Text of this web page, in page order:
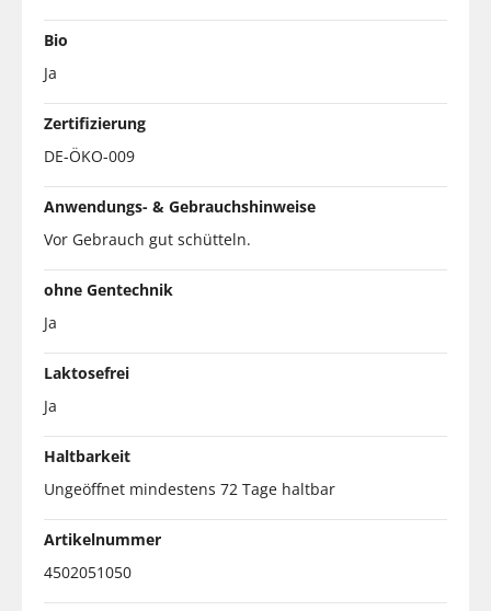
Bio
Ja
Zertifizierung
DE-ÖKO-009
Anwendungs- & Gebrauchshinweise
Vor Gebrauch gut schütteln.
ohne Gentechnik
Ja
Laktosefrei
Ja
Haltbarkeit
Ungeöffnet mindestens 72 Tage haltbar
Artikelnummer
4502051050